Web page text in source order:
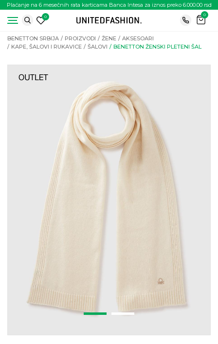
Plaćanje na 6 mesečnih rata karticama Banca Intesa za iznos preko 6.000.00 rsd
0
0
BENETTON SRBIJA PROIZVODI ŽENE
AKSESOARI
KAPE, ŠALOVI I RUKAVICE
ŠALOVI BENETTON ŽENSKI PLETENI ŠAL